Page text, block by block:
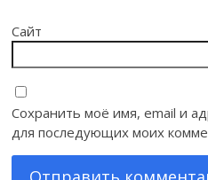
Сайт
Сохранить моё имя, email и
для последующих моих